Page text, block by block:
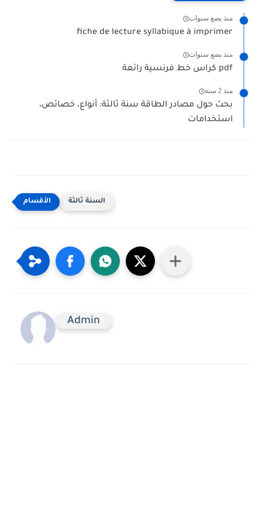
منذ بضع سنوات
fiche de lecture syllabique à imprimer
منذ بضع سنوات
كراس خط فرنسية رائعة pdf
منذ 2 سنة
بحث حول مصادر الطاقة سنة ثالثة: أنواع، خصائص،
استخدامات
السنة ثالثة
Admin